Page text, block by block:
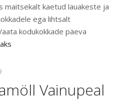
maitsekalt kaetud lauakeste ja
ega lihtsalt
kodukokkade päeva
Vainupeal